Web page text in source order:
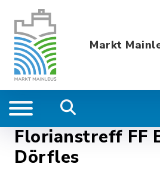
Markt
Florianstreff FF
Dörfles